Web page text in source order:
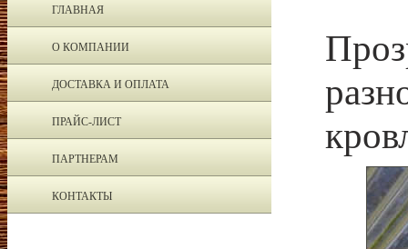
ГЛАВНАЯ
О КОМПАНИИ
ДОСТАВКА И ОПЛАТА
ПРАЙС-ЛИСТ
ПАРТНЕРАМ
КОНТАКТЫ